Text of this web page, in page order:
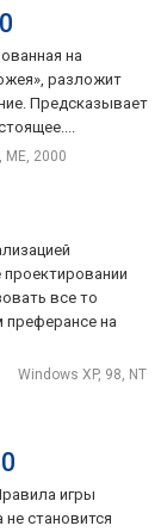
на
разложит
Предсказывает
ME, 2000
все то
на
Windows XP, 98, NT
игры
становится